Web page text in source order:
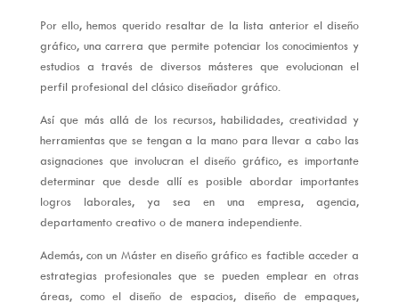
Por ello, hemos querido resaltar de la lista anterior el diseño
gráfico, una carrera que permite potenciar los conocimientos y
estudios a través de diversos másteres que evolucionan el
perfil profesional del clásico diseñador gráfico.
Así que más allá de los recursos, habilidades, creatividad y
herramientas que se tengan a la mano para llevar a cabo las
asignaciones que involucran el diseño gráfico, es importante
determinar que desde allí es posible abordar importantes
logros laborales, ya sea en una empresa, agencia,
departamento creativo o de manera independiente.
Además, con un Máster en diseño gráfico es factible acceder a
estrategias profesionales que se pueden emplear en otras
áreas, como el diseño de espacios, diseño de empaques,